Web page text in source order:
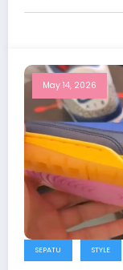
May 14, 2026
SEPATU STYLE